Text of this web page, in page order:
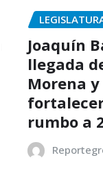
Joaquín
llegada
Morena
rumbo a